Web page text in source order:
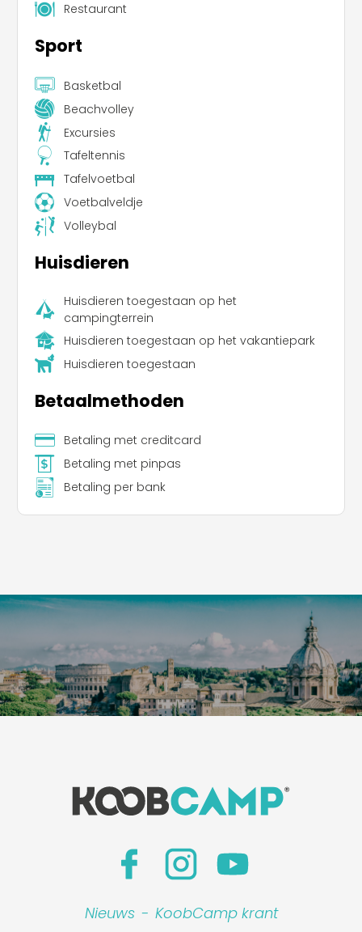
Restaurant
Sport
Basketbal
Beachvolley
Excursies
Tafeltennis
Tafelvoetbal
Voetbalveldje
Volleybal
Huisdieren
Huisdieren toegestaan op het
campingterrein
Huisdieren toegestaan op het vakantiepark
Huisdieren toegestaan
Betaalmethoden
Betaling met creditcard
Betaling met pinpas
Betaling per bank
Nieuws - KoobCamp krant